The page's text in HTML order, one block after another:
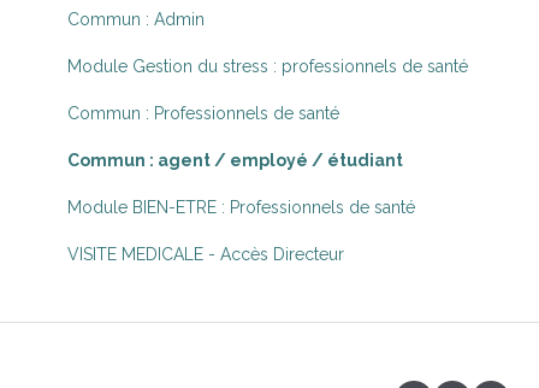
🎯 Logiciel métier: Essentiel
🩺 LGC : Gestion Consultation
🧓 DUI - Astreinte EHPAD, SSIAD, SAD
🤯 Dépannage
🆕 Evolution
Commun : Admin
Module Gestion du stress : professionnels de santé
Commun : Professionnels de santé
Commun : agent / employé / étudiant
Module BIEN-ETRE : Professionnels de santé
VISITE MEDICALE - Accès Directeur